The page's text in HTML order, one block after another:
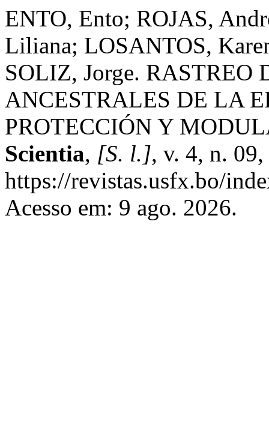
ENTO, Ento; ROJAS,
Liliana; LOSANTOS,
SOLIZ, Jorge. RASTREO
ANCESTRALES DE LA
PROTECCIÓN Y
Scientia, [S. l.], v. 4, n.
https://revistas.usfx.bo/
Acesso em: 9 ago. 2026.